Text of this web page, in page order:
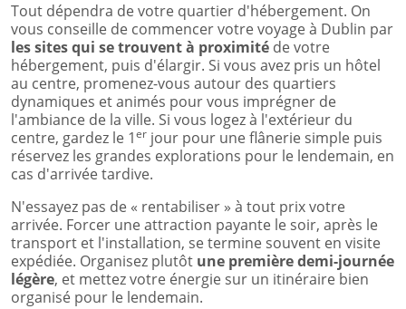
Tout dépendra de votre quartier d'hébergement. On
vous conseille de commencer votre voyage à Dublin par
les sites qui se trouvent à proximité de votre
hébergement, puis d'élargir. Si vous avez pris un hôtel
au centre, promenez-vous autour des quartiers
dynamiques et animés pour vous imprégner de
l'ambiance de la ville. Si vous logez à l'extérieur du
centre, gardez le 1er jour pour une flânerie simple puis
réservez les grandes explorations pour le lendemain, en
cas d'arrivée tardive.
N'essayez pas de « rentabiliser » à tout prix votre
arrivée. Forcer une attraction payante le soir, après le
transport et l'installation, se termine souvent en visite
expédiée. Organisez plutôt une première demi-journée
légère, et mettez votre énergie sur un itinéraire bien
organisé pour le lendemain.